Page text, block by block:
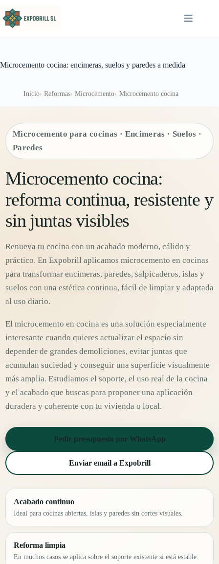
Microcemento cocina: encimeras, suelos y paredes a medida
Inicio Reformas Microcemento Microcemento cocina
Microcemento para cocinas · Encimeras · Suelos ·
Paredes
Microcemento cocina:
reforma continua, resistente y
sin juntas visibles
Renueva tu cocina con un acabado moderno, cálido y
práctico. En Expobrill aplicamos microcemento en cocinas
para transformar encimeras, paredes, salpicaderos, islas y
suelos con una estética continua, fácil de limpiar y adaptada
al uso diario.
El microcemento en cocina es una solución especialmente
interesante cuando quieres actualizar el espacio sin
depender de grandes demoliciones, evitar juntas que
acumulan suciedad y conseguir una superficie visualmente
más amplia. Estudiamos el soporte, el uso real de la cocina
y el acabado que buscas para proponer una aplicación
duradera y coherente con tu vivienda o local.
Pedir presupuesto por WhatsApp
Enviar email a Expobrill
Acabado continuo
Ideal para cocinas abiertas, islas y paredes sin cortes visuales.
Reforma limpia
En muchos casos se aplica sobre el soporte existente si está estable.